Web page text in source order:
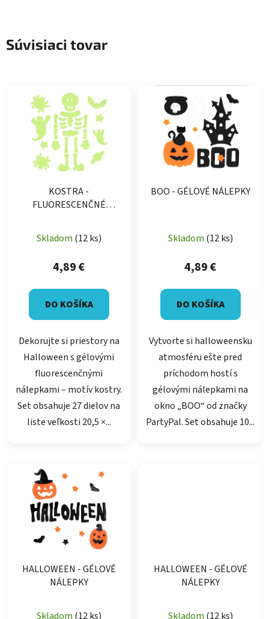
Súvisiaci tovar
KOSTRA -
FLUORESCENČNÉ
Skladom (12 ks)
4,89 €
DO KOŠÍKA
Dekorujte si priestory na
Halloween s gélovými
fluorescenčnými
nálepkami – motív kostry.
Set obsahuje 27 dielov na
liste veľkosti 20,5 ×...
BOO - GÉLOVÉ NÁLEPKY
Skladom (12 ks)
4,89 €
DO KOŠÍKA
Vytvorte si halloweensku
atmosféru ešte pred
príchodom hostí s
gélovými nálepkami na
okno „BOO“ od značky
PartyPal. Set obsahuje 10...
HALLOWEEN - GÉLOVÉ
NÁLEPKY
Skladom (12 ks)
HALLOWEEN - GÉLOVÉ
NÁLEPKY
Skladom (12 ks)